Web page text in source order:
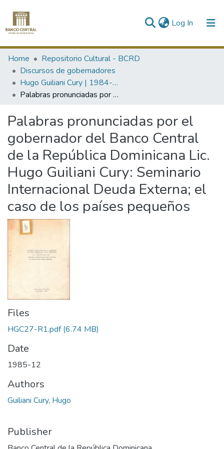
Log In (current)
Communities & Collections
All of DSpace
Statistics
Home
Repositorio Cultural - BCRD
Discursos de gobernadores
Hugo Guiliani Cury | 1984-1985
Palabras pronunciadas por el gobernador del Banco Central de la República Dominicana Lic. Hugo Guiliani Cury: Seminario Internacional Deuda Externa; el caso de los países pequeños
Palabras pronunciadas por el
gobernador del Banco Central
de la República Dominicana Lic.
Hugo Guiliani Cury: Seminario
Internacional Deuda Externa; el
caso de los países pequeños
Files
HGC27-R1.pdf(6.74 MB)
Date
1985-12
Authors
Guiliani Cury, Hugo
Publisher